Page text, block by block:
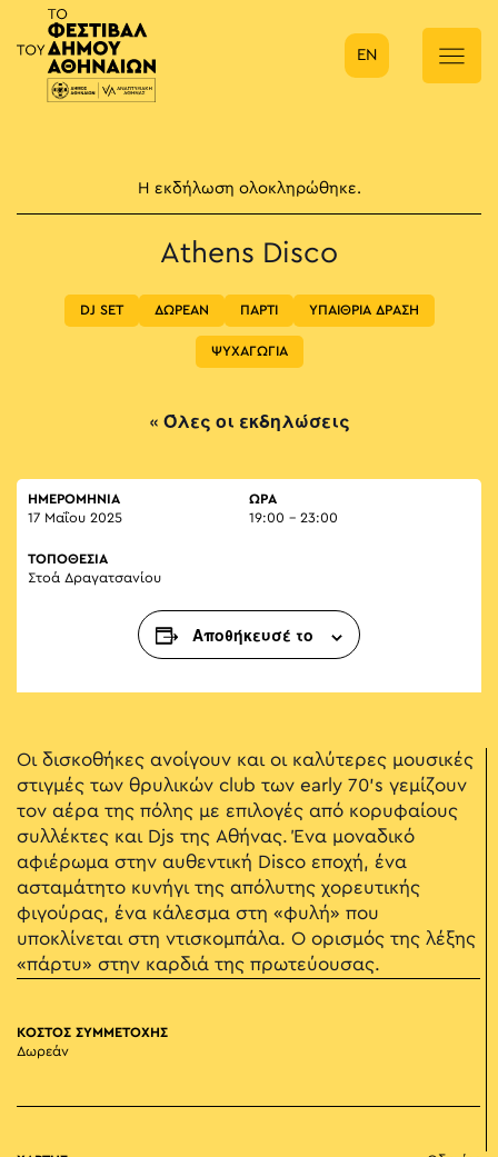
Κύρια πλοήγηση
EN
Η εκδήλωση ολοκληρώθηκε.
Athens Disco
DJ SET ΔΩΡΕΑΝ ΠΑΡΤΙ ΥΠΑΙΘΡΙΑ ΔΡΑΣΗ
ΨΥΧΑΓΩΓΙΑ
« Όλες οι εκδηλώσεις
ΗΜΕΡΟΜΗΝΙΑ
17 Μαΐου 2025
ΏΡΑ
19:00 - 23:00
ΤΟΠΟΘΕΣΙΑ
Στοά Δραγατσανίου
Αποθήκευσέ το
Οι δισκοθήκες ανοίγουν και οι καλύτερες μουσικές
στιγμές των θρυλικών club των early 70's γεμίζουν
τον αέρα της πόλης με επιλογές από κορυφαίους
συλλέκτες και Djs της Αθήνας. Ένα μοναδικό
αφιέρωμα στην αυθεντική Disco εποχή, ένα
ασταμάτητο κυνήγι της απόλυτης χορευτικής
φιγούρας, ένα κάλεσμα στη «φυλή» που
υποκλίνεται στη ντισκομπάλα. Ο ορισμός της λέξης
«πάρτυ» στην καρδιά της πρωτεύουσας.
ΚΟΣΤΟΣ ΣΥΜΜΕΤΟΧΗΣ
Δωρεάν